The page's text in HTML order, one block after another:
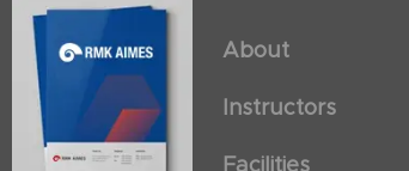
About
Instructors
Facilities